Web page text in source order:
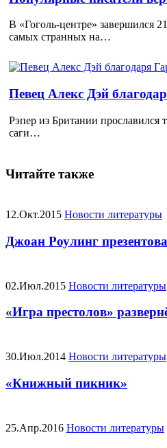
В «Гоголь-центре» завершился
самых странных на…
Певец Алекс Дэй
Рэпер из Британии прославился
саги…
Читайте также
12.Окт.2015 Новости литературы
Джоан Роулинг
02.Июл.2015 Новости литературы
«Игра престолов»
30.Июл.2014 Новости литературы
«Книжный пикник»
25.Апр.2016 Новости литературы